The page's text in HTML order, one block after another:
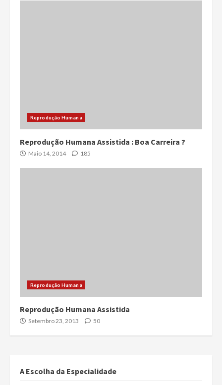
Reprodução Humana
Reprodução Humana Assistida : Boa Carreira ?
Maio 14, 2014 185
Reprodução Humana
Reprodução Humana Assistida
Setembro 23, 2013 50
A Escolha da Especialidade